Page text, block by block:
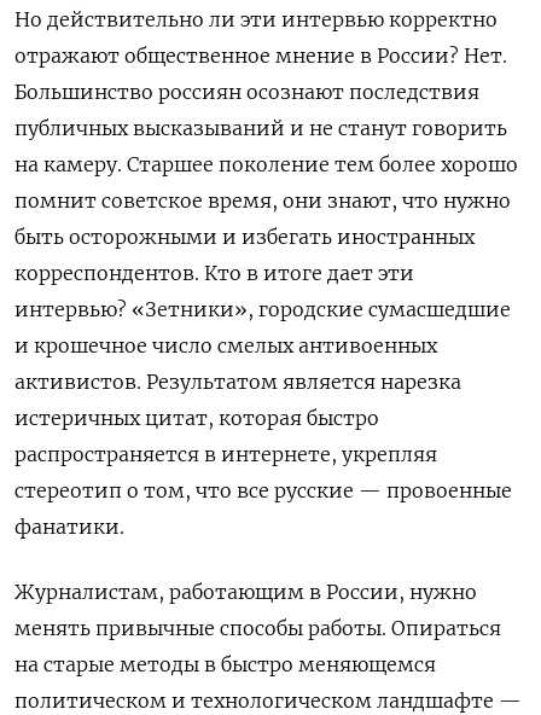
Но действительно ли эти интервью корректно
отражают общественное мнение в России? Нет.
Большинство россиян осознают последствия
публичных высказываний и не станут говорить
на камеру. Старшее поколение тем более хорошо
помнит советское время, они знают, что нужно
быть осторожными и избегать иностранных
корреспондентов. Кто в итоге дает эти
интервью? «Зетники», городские сумасшедшие
и крошечное число смелых антивоенных
активистов. Результатом является нарезка
истеричных цитат, которая быстро
распространяется в интернете, укрепляя
стереотип о том, что все русские — провоенные
фанатики.
Журналистам, работающим в России, нужно
менять привычные способы работы. Опираться
на старые методы в быстро меняющемся
политическом и технологическом ландшафте —